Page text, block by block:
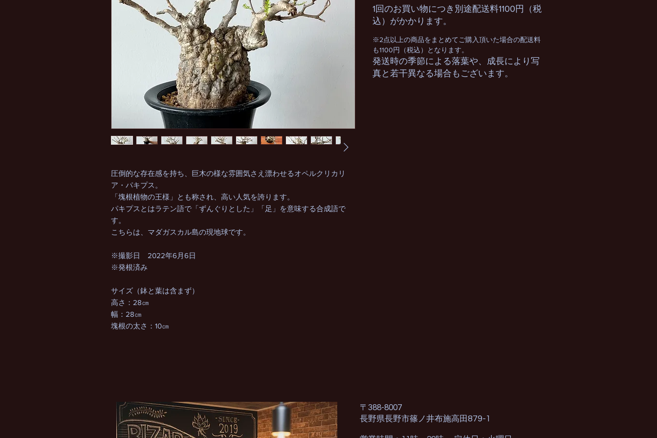
圧倒的な存在感を持ち、巨木の様な雰囲気さえ漂わせるオペルクリカリ
ア・パキプス。
「塊根植物の王様」とも称され、高い人気を誇ります。
パキプスとはラテン語で「ずんぐりとした」「足」を意味する合成語で
す。
こちらは、マダガスカル島の現地球です。
※撮影日 2022年6月6日
※発根済み
サイズ（鉢と葉は含まず）
高さ：28㎝
幅：28㎝
塊根の太さ：10㎝
1回のお買い物につき別途配送料1100円（税
込）がかかります。
※2点以上の商品をまとめてご購入頂いた場合の配送料
も1100円（税込）となります。
発送時の季節による落葉や、成長により写
真と若干異なる場合もございます。
〒388-8007
長野県長野市篠ノ井布施高田 879-1